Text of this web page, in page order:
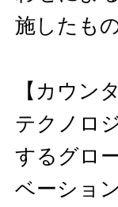
施したも
【カウン
テクノロ
するグロ
ベーショ